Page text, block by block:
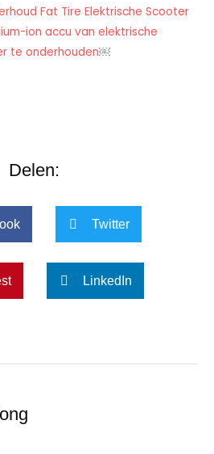
Fat Tire Elektrische Scooter
ion accu van elektrische
te onderhouden￼
Delen:
Twitter
LinkedIn